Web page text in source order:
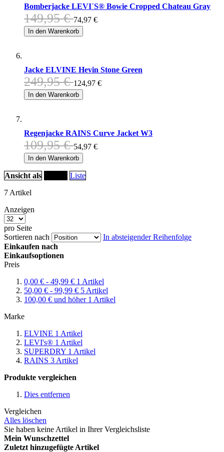
Bomberjacke LEVI´S® Bowie Cropped Chateau Gray
149,95 € 74,97 €
In den Warenkorb
Jacke ELVINE Hevin Stone Green
249,95 € 124,97 €
In den Warenkorb
Regenjacke RAINS Curve Jacket W3
109,95 € 54,97 €
In den Warenkorb
Ansicht als
Liste
7 Artikel
Anzeigen
pro Seite
Sortieren nach
In absteigender Reihenfolge
Einkaufen nach
Einkaufsoptionen
Preis
0,00 € - 49,99 € 1 Artikel
50,00 € - 99,99 € 5 Artikel
100,00 € und höher 1 Artikel
Marke
ELVINE 1 Artikel
LEVI's® 1 Artikel
SUPERDRY 1 Artikel
RAINS 3 Artikel
Produkte vergleichen
Dies entfernen
Vergleichen
Alles löschen
Sie haben keine Artikel in Ihrer Vergleichsliste
Mein Wunschzettel
Zuletzt hinzugefügte Artikel